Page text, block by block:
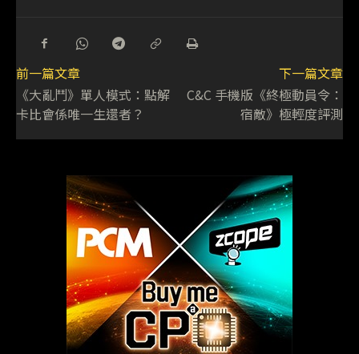
前一篇文章
《大亂鬥》單人模式：點解
卡比會係唯一生還者？
下一篇文章
C&C 手機版《終極動員令：
宿敵》極輕度評測